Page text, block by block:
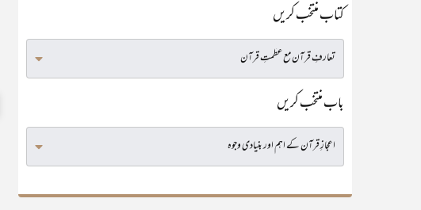
کتاب منتخب کریں
باب منتخب کریں